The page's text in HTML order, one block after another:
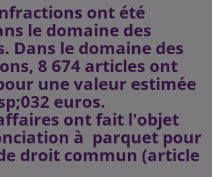
ont été
le domaine des
Dans le domaine des
8 674 articles ont
une valeur estimée
euros.
ont fait l'objet
à parquet pour
droit commun (article